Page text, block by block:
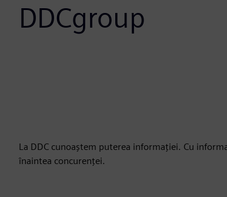
DDCgroup
La DDC cunoaştem puterea informaţiei. Cu
înaintea concurenței.